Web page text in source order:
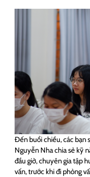
Đến buổi chiều, các bạn
Nguyễn Nha chia sẻ kỹ
đầu giờ, chuyên gia tập
vấn, trước khi đi phỏng